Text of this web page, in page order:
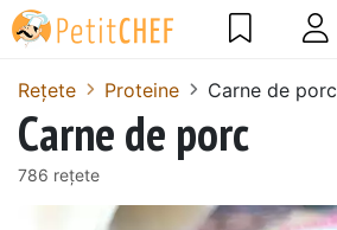
Rețete Proteine Carne de porc
Carne de porc
786 rețete